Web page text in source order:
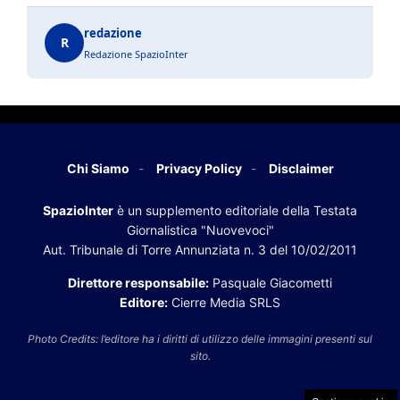
R
redazione
Redazione SpazioInter
Chi Siamo Privacy Policy Disclaimer
SpazioInter è un supplemento editoriale della Testata
Giornalistica "Nuovevoci"
Aut. Tribunale di Torre Annunziata n. 3 del 10/02/2011
Direttore responsabile: Pasquale Giacometti
Editore: Cierre Media SRLS
Photo Credits: l’editore ha i diritti di utilizzo delle immagini presenti sul
sito.